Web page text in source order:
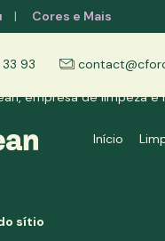
Cores e Mais
93
Início
empresa de limpeza
sítio